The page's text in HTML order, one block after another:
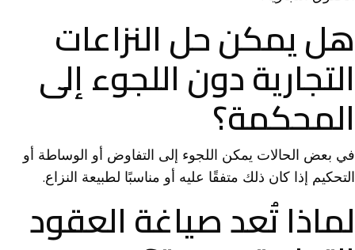
هل يمكن حل النزاعات
التجارية دون اللجوء إلى
المحكمة؟
في بعض الحالات يمكن اللجوء إلى التفاوض أو الوساطة أو
التحكيم إذا كان ذلك متفقًا عليه أو مناسبًا لطبيعة النزاع.
لماذا تُعد صياغة العقود